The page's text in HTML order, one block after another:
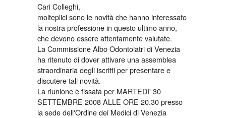
Cari Colleghi,
molteplici sono le novità che hanno interessato
la nostra professione in questo ultimo anno,
che devono essere attentamente valutate.
La Commissione Albo Odontoiatri di Venezia
ha ritenuto di dover attivare una assemblea
straordinaria degli iscritti per presentare e
discutere tali novità.
La riunione è fissata per MARTEDI' 30
SETTEMBRE 2008 ALLE ORE 20.30 presso
la sede dell'Ordine dei Medici di Venezia